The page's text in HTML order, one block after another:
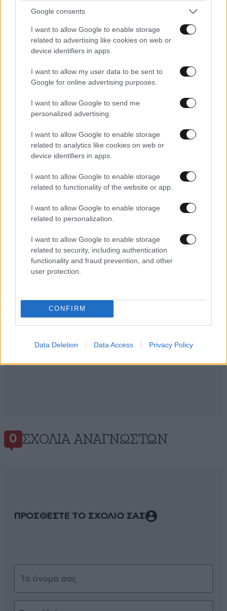
Google consents
I want to allow Google to enable storage
related to advertising like cookies on web or
device identifiers in apps.
I want to allow my user data to be sent to
Google for online advertising purposes.
I want to allow Google to send me
personalized advertising.
I want to allow Google to enable storage
related to analytics like cookies on web or
device identifiers in apps.
I want to allow Google to enable storage
related to functionality of the website or app.
I want to allow Google to enable storage
related to personalization.
I want to allow Google to enable storage
related to security, including authentication
functionality and fraud prevention, and other
user protection.
CONFIRM
Data Deletion Data Access Privacy Policy
Απαγορεύτηκαν στο μετρό του Λονδίνου οι
αφίσες της νέας ταινίας «Η Μούμια» – Η εικόνα
που θυμίζει νεκρό παιδί
Ακολουθήστε τοNEWSBEAST στοGoogle News
και μάθετε πρώτοι όλες τις ειδήσεις
0 ΣΧΌΛΙΑ ΑΝΑΓΝΩΣΤΏΝ
ΠΡΟΣΘΕΣΤΕ ΤΟ ΣΧΟΛΙΟ ΣΑΣ